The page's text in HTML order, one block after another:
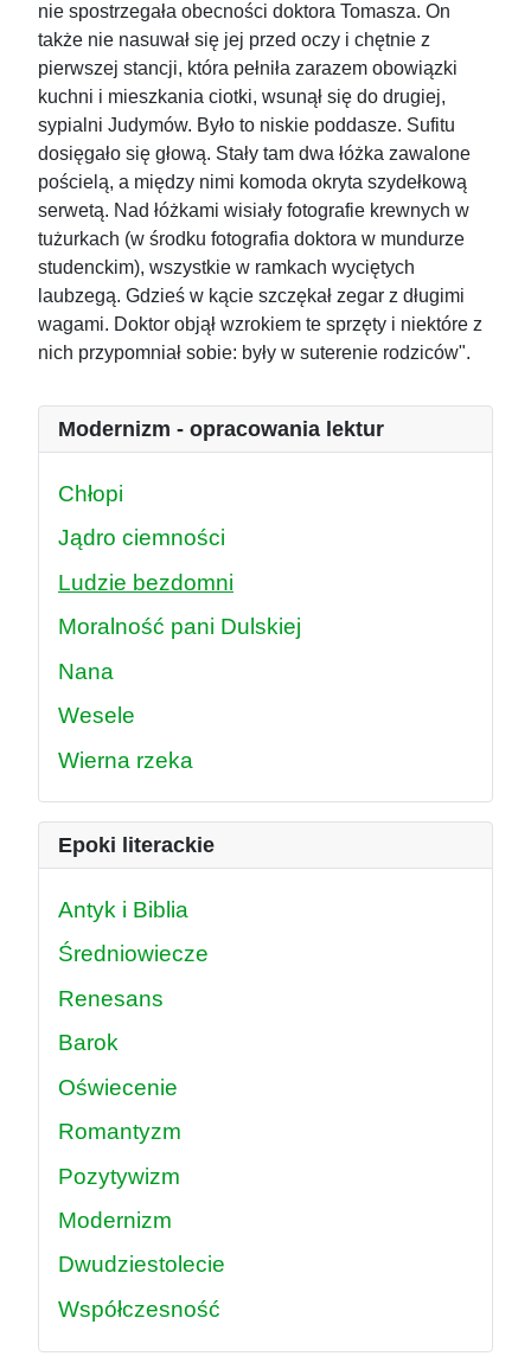
nie spostrzegała obecności doktora Tomasza. On
także nie nasuwał się jej przed oczy i chętnie z
pierwszej stancji, która pełniła zarazem obowiązki
kuchni i mieszkania ciotki, wsunął się do drugiej,
sypialni Judymów. Było to niskie poddasze. Sufitu
dosięgało się głową. Stały tam dwa łóżka zawalone
pościelą, a między nimi komoda okryta szydełkową
serwetą. Nad łóżkami wisiały fotografie krewnych w
tużurkach (w środku fotografia doktora w mundurze
studenckim), wszystkie w ramkach wyciętych
laubzegą. Gdzieś w kącie szczękał zegar z długimi
wagami. Doktor objął wzrokiem te sprzęty i niektóre z
nich przypomniał sobie: były w suterenie rodziców".
Modernizm - opracowania lektur
Chłopi
Jądro ciemności
Ludzie bezdomni
Moralność pani Dulskiej
Nana
Wesele
Wierna rzeka
Epoki literackie
Antyk i Biblia
Średniowiecze
Renesans
Barok
Oświecenie
Romantyzm
Pozytywizm
Modernizm
Dwudziestolecie
Współczesność